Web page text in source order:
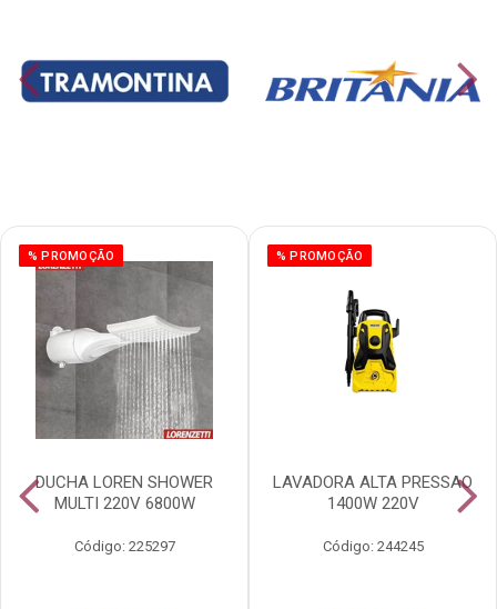
% PROMOÇÃO
DUCHA LOREN SHOWER
MULTI 220V 6800W
Código: 225297
% PROMOÇÃO
LAVADORA ALTA PRESSAO
1400W 220V
Código: 244245